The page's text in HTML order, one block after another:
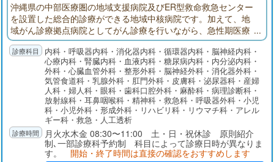
沖縄県の中部医療圏の地域支援病院及びER型救命救急センター
を設置した総合的診療ができる地域中核病院です。加えて、地
域がん診療拠点病院としてがん診療を行いながら、急性期医療
を主体とした日常診療を行っております。
内科・呼吸器内科・消化器内科・循環器内科・脳神経内科・
心療内科・腎臓内科・血液内科・糖尿病内科・内分泌内科・
外科・心臓血管外科・整形外科・脳神経外科・消化器外科・
気管食道科・乳腺外科・肛門外科・皮膚科・泌尿器科・産婦
人科・婦人科・眼科・歯科口腔外科・麻酔科・病理診断科・
放射線科・耳鼻咽喉科・精神科・救急科・呼吸器外科・小児
科・小児外科・形成外科・リハビリ科・リウマチ科・アレル
ギー科・救急・人工透析
月火水木金 08:30〜11:00 土・日・祝休診 原則紹介
制､一部診療科予約制 科目によって診療日時が異なりま
す。 開始・終了時間は直接の確認をおすすめします